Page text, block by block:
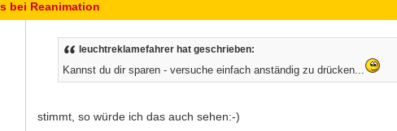
bei Reanimation
leuchtreklamefahrer hat geschrieben:
Kannst du dir sparen - versuche einfach anständig zu drücken...
stimmt, so würde ich das auch sehen:-)